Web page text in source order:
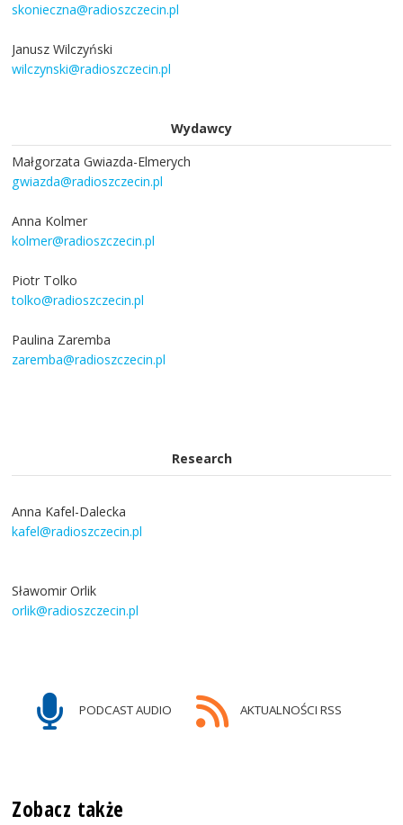
skonieczna@radioszczecin.pl
Janusz Wilczyński
wilczynski@radioszczecin.pl
Wydawcy
Małgorzata Gwiazda-Elmerych
gwiazda@radioszczecin.pl
Anna Kolmer
kolmer@radioszczecin.pl
Piotr Tolko
tolko@radioszczecin.pl
Paulina Zaremba
zaremba@radioszczecin.pl
Research
Anna Kafel-Dalecka
kafel@radioszczecin.pl
Sławomir Orlik
orlik@radioszczecin.pl
PODCAST AUDIO AKTUALNOŚCI RSS
Zobacz także